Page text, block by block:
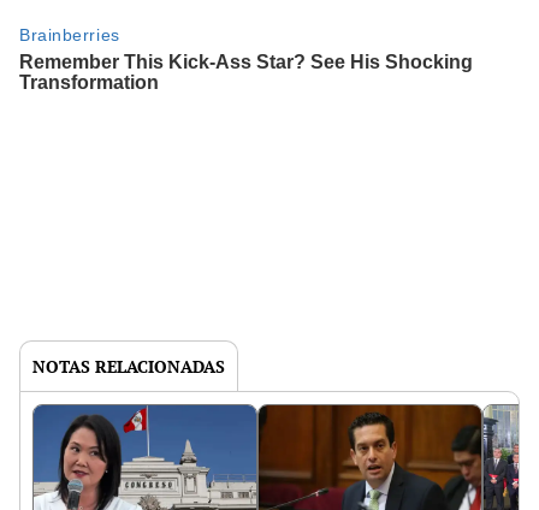
NOTAS RELACIONADAS